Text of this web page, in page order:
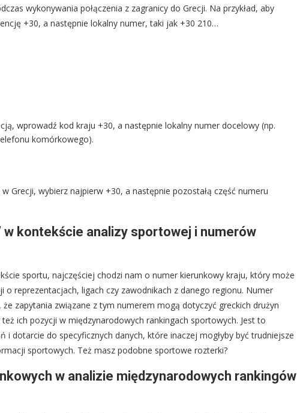
wykonywania połączenia z zagranicy do Grecji. Na przykład, aby
+30, a następnie lokalny numer, taki jak +30 210…
wprowadź kod kraju +30, a następnie lokalny numer docelowy (np.
komórkowego).
Grecji, wybierz najpierw +30, a następnie pozostałą część numeru
w kontekście analizy sportowej i numerów
sportu, najczęściej chodzi nam o numer kierunkowy kraju, który może
o reprezentacjach, ligach czy zawodnikach z danego regionu. Numer
zapytania związane z tym numerem mogą dotyczyć greckich drużyn
ich pozycji w międzynarodowych rankingach sportowych. Jest to
i dotarcie do specyficznych danych, które inaczej mogłyby być trudniejsze
sportowych. Też masz podobne sportowe rozterki?
w analizie międzynarodowych rankingów